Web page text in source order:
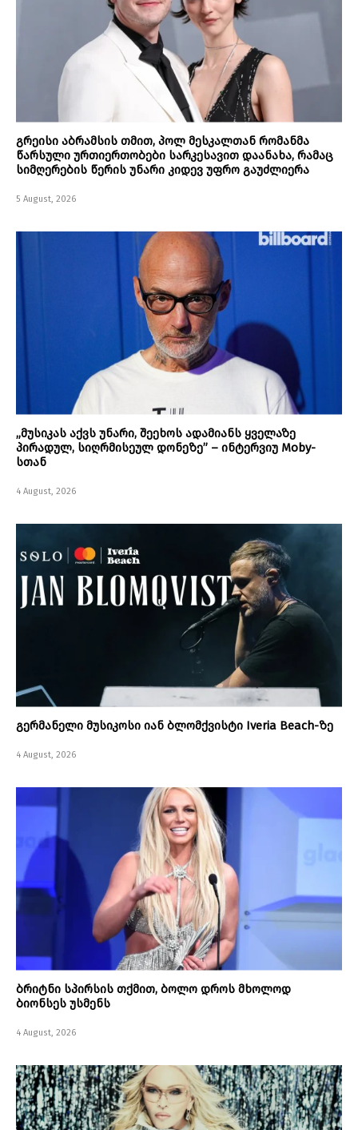
გრეისი აბრამსის თმით, პოლ მესკალთან რომანმა
წარსული ურთიერთობები სარკესავით დაანახა, რამაც
სიმღერების წერის უნარი კიდევ უფრო გაუძლიერა
5 August, 2026
„მუსიკას აქვს უნარი, შეეხოს ადამიანს ყველაზე
პირადულ, სიღრმისეულ დონეზე” – ინტერვიუ Moby-
სთან
4 August, 2026
გერმანელი მუსიკოსი იან ბლომქვისტი Iveria Beach-ზე
4 August, 2026
ბრიტნი სპირსის თქმით, ბოლო დროს მხოლოდ
ბიონსეს უსმენს
4 August, 2026